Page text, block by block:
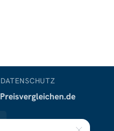
DATENSCHUTZ
Preisvergleichen.de